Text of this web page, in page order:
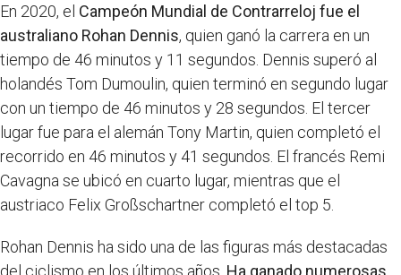
En 2020, el Campeón Mundial de Contrarreloj fue el
australiano Rohan Dennis, quien ganó la carrera en un
tiempo de 46 minutos y 11 segundos. Dennis superó al
holandés Tom Dumoulin, quien terminó en segundo lugar
con un tiempo de 46 minutos y 28 segundos. El tercer
lugar fue para el alemán Tony Martin, quien completó el
recorrido en 46 minutos y 41 segundos. El francés Remi
Cavagna se ubicó en cuarto lugar, mientras que el
austriaco Felix Großschartner completó el top 5.
Rohan Dennis ha sido una de las figuras más destacadas
del ciclismo en los últimos años. Ha ganado numerosas